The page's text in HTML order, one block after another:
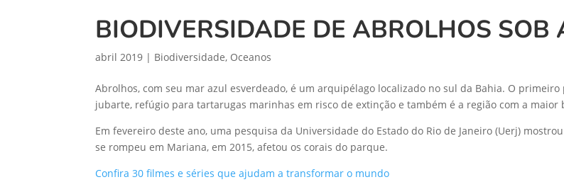
BIODIVERSIDADE DE ABROLHOS SOB
abril 2019 | Biodiversidade, Oceanos
Abrolhos, com seu mar azul esverdeado, é um arquipélago localizado no sul da Bahia. O
jubarte, refúgio para tartarugas marinhas em risco de extinção e também é a região com a
Em fevereiro deste ano, uma pesquisa da Universidade do Estado do Rio de Janeiro (Uerj)
se rompeu em Mariana, em 2015, afetou os corais do parque.
Confira 30 filmes e séries que ajudam a transformar o mundo